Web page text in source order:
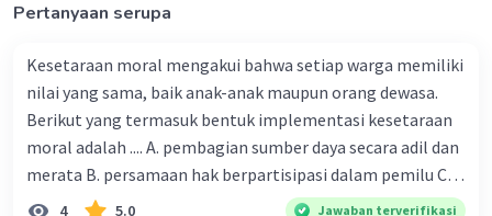
pelanggaran hukum, seperti pencurian,
Penyalahgunaan Narkoba:Penggunaan
substansi terlarang yang melanggar
norma-norma sosial.
Pelanggaran Etika Bisnis:Tindakan tidak
etis dalam dunia bisnis, seperti penipuan
Pertanyaan serupa
Kesetaraan moral mengakui bahwa setiap warga memiliki
nilai yang sama, baik anak-anak maupun orang dewasa.
Berikut yang termasuk bentuk implementasi kesetaraan
moral adalah .... A. pembagian sumber daya secara adil dan
merata B. persamaan hak berpartisipasi dalam pemilu C.
menghargai pendapat orang lain D. menerapkan hukum
4 5.0 Jawaban terverifikasi